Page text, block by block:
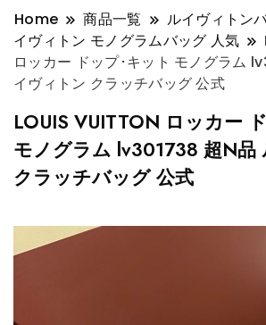
Home 商品一覧 ルイヴィトン
イヴィトン モノグラムバッグ 人気
ロッカー ドップ･キット モノグラム
イヴィトン クラッチバッグ 公式
LOUIS VUITTON ロッカー
モノグラム lv301738 超N品
クラッチバッグ 公式